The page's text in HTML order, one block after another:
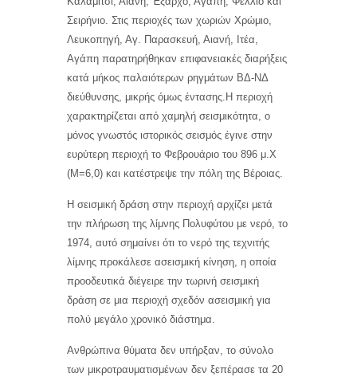
Σειρήνιο. Στις περιοχές των χωριών Χρώμιο,
Λευκοπηγή, Αγ. Παρασκευή, Αιανή, Ιτέα,
Αγάπη παρατηρήθηκαν επιφανειακές διαρήξεις
κατά μήκος παλαιότερων ρηγμάτων ΒΔ-ΝΔ
διεύθυνσης, μικρής όμως έντασης.Η περιοχή
χαρακτηρίζεται από χαμηλή σεισμικότητα, ο
μόνος γνωστός ιστορικός σεισμός έγινε στην
ευρύτερη περιοχή το Φεβρουάριο του 896 μ.X
(Μ=6,0) και κατέστρεψε την πόλη της Βέροιας.
Η σεισμική δράση στην περιοχή αρχίζει μετά
την πλήρωση της λίμνης Πολυφύτου με νερό, το
1974, αυτό σημαίνει ότι το νερό της τεχνιτής
λίμνης προκάλεσε ασεισμική κίνηση, η οποία
προοδευτικά διέγειρε την τωρινή σεισμική
δράση σε μια περιοχή σχεδόν ασεισμική για
πολύ μεγάλο χρονικό διάστημα.
Ανθρώπινα θύματα δεν υπήρξαν, το σύνολο
των μικροτραυματισμένων δεν ξεπέρασε τα 20